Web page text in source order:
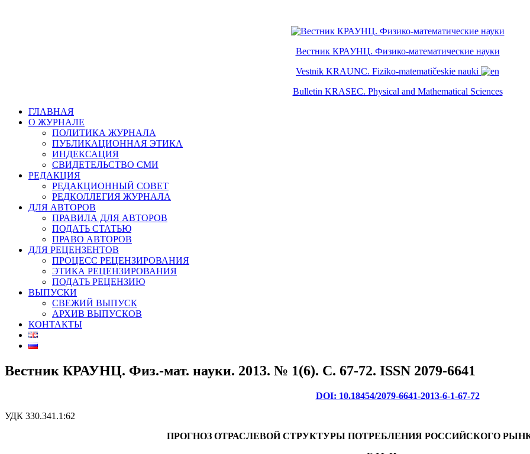
Вестник КРАУНЦ. Физико-математические науки
Vestnik KRAUNC. Fiziko-matematičeskie nauki
Bulletin KRASEC. Physical and Mathematical Sciences
ГЛАВНАЯ
О ЖУРНАЛЕ
ПОЛИТИКА ЖУРНАЛА
ПУБЛИКАЦИОННАЯ ЭТИКА
ИНДЕКСАЦИЯ
СВИДЕТЕЛЬСТВО СМИ
РЕДАКЦИЯ
РЕДАКЦИОННЫЙ СОВЕТ
РЕДКОЛЛЕГИЯ ЖУРНАЛА
ДЛЯ АВТОРОВ
ПРАВИЛА ДЛЯ АВТОРОВ
ПОДАТЬ СТАТЬЮ
ПРАВО АВТОРОВ
ДЛЯ РЕЦЕНЗЕНТОВ
ПРОЦЕСС РЕЦЕНЗИРОВАНИЯ
ЭТИКА РЕЦЕНЗИРОВАНИЯ
ПОДАТЬ РЕЦЕНЗИЮ
ВЫПУСКИ
СВЕЖИЙ ВЫПУСК
АРХИВ ВЫПУСКОВ
КОНТАКТЫ
Вестник КРАУНЦ. Физ.-мат. науки. 2013. № 1(6). C. 67-72. ISSN 2079-6641
DOI: 10.18454/2079-6641-2013-6-1-67-72
УДК 330.341.1:62
ПРОГНОЗ ОТРАСЛЕВОЙ СТРУКТУРЫ ПОТРЕБЛЕНИЯ РОССИЙСКОГО